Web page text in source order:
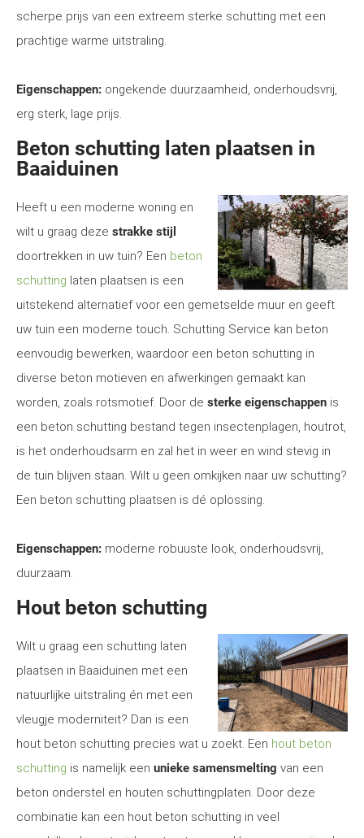
scherpe prijs van een extreem sterke schutting met een
prachtige warme uitstraling.
Eigenschappen: ongekende duurzaamheid, onderhoudsvrij,
erg sterk, lage prijs.
Beton schutting laten plaatsen in
Baaiduinen
Heeft u een moderne woning en
wilt u graag deze strakke stijl
doortrekken in uw tuin? Een beton
schutting laten plaatsen is een
uitstekend alternatief voor een gemetselde muur en geeft
uw tuin een moderne touch. Schutting Service kan beton
eenvoudig bewerken, waardoor een beton schutting in
diverse beton motieven en afwerkingen gemaakt kan
worden, zoals rotsmotief. Door de sterke eigenschappen is
een beton schutting bestand tegen insectenplagen, houtrot,
is het onderhoudsarm en zal het in weer en wind stevig in
de tuin blijven staan. Wilt u geen omkijken naar uw schutting?
Een beton schutting plaatsen is dé oplossing.
Eigenschappen: moderne robuuste look, onderhoudsvrij,
duurzaam.
Hout beton schutting
Wilt u graag een schutting laten
plaatsen in Baaiduinen met een
natuurlijke uitstraling én met een
vleugje moderniteit? Dan is een
hout beton schutting precies wat u zoekt. Een hout beton
schutting is namelijk een unieke samensmelting van een
beton onderstel en houten schuttingplaten. Door deze
combinatie kan een hout beton schutting in veel